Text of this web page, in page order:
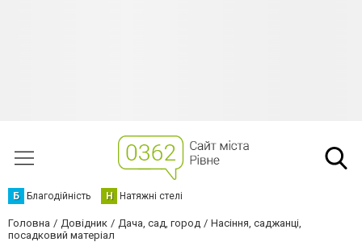
Б Благодійність Н Натяжні стелі
Головна Довідник Дача, сад, город
Насіння, саджанці,
посадковий матеріал